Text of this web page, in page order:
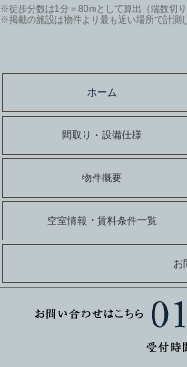
※徒歩分数は1分＝80mとして算出（端数切り
※掲載の施設は物件より最も近い場所で計測
ホーム
間取り・設備仕様
物件概要
空室情報・賃料条件一覧
お